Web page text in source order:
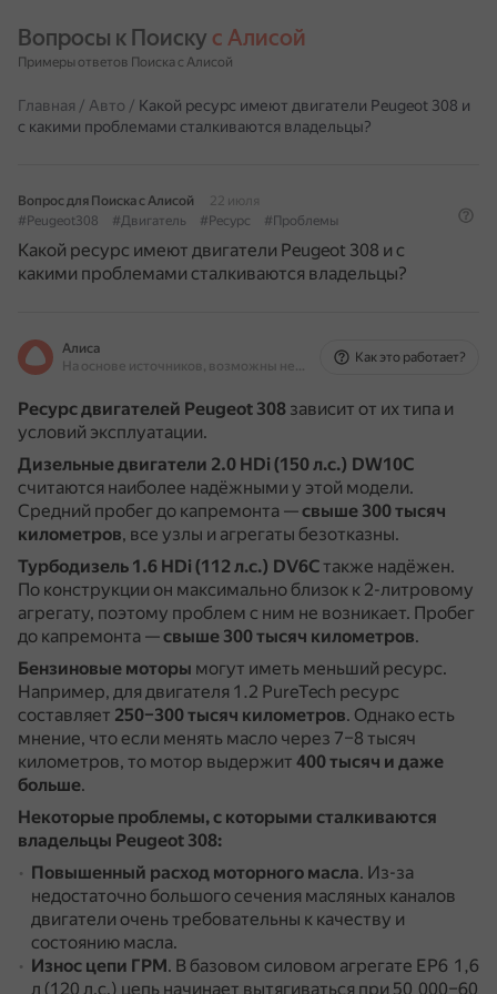
Вопросы к Поиску с Алисой
Примеры ответов Поиска с Алисой
Главная / Авто / Какой ресурс имеют двигатели Peugeot 308 и
с какими проблемами сталкиваются владельцы?
Вопрос для Поиска с Алисой
22 июля
#Peugeot308
#Двигатель #Ресурс #Проблемы
Какой ресурс имеют двигатели Peugeot 308 и с
какими проблемами сталкиваются владельцы?
Алиса
На основе источников, возможны неточности
Как это работает?
Ресурс двигателей Peugeot 308 зависит от их типа и
условий эксплуатации.
Дизельные двигатели 2.0 HDi (150 л.с.) DW10C
считаются наиболее надёжными у этой модели.
Средний пробег до капремонта —свыше 300 тысяч
километров, все узлы и агрегаты безотказны.
Турбодизель 1.6 HDi (112 л.с.) DV6Cтакже надёжен.
По конструкции он максимально близок к 2-литровому
агрегату, поэтому проблем с ним не возникает. Пробег
до капремонта —свыше 300 тысяч километров.
Бензиновые моторы могут иметь меньший ресурс.
Например, для двигателя 1.2 PureTech ресурс
составляет 250–300 тысяч километров. Однако есть
мнение, что если менять масло через 7–8 тысяч
километров, то мотор выдержит 400 тысяч и даже
больше.
Некоторые проблемы, с которыми сталкиваются
владельцы Peugeot 308:
Повышенный расход моторного масла. Из-за
недостаточно большого сечения масляных каналов
двигатели очень требовательны к качеству и
состоянию масла.
Износ цепи ГРМ. В базовом силовом агрегате EP6 1,6
л (120 л.с.) цепь начинает вытягиваться при 50 000–60